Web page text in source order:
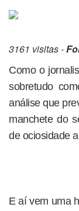
3161 visitas -
Como o
sobretudo
análise que
manchete do
de ociosidade
E aí vem uma